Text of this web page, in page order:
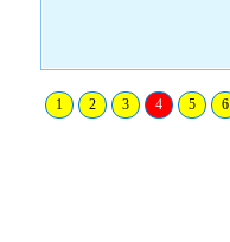
1 2 3 4 5 6